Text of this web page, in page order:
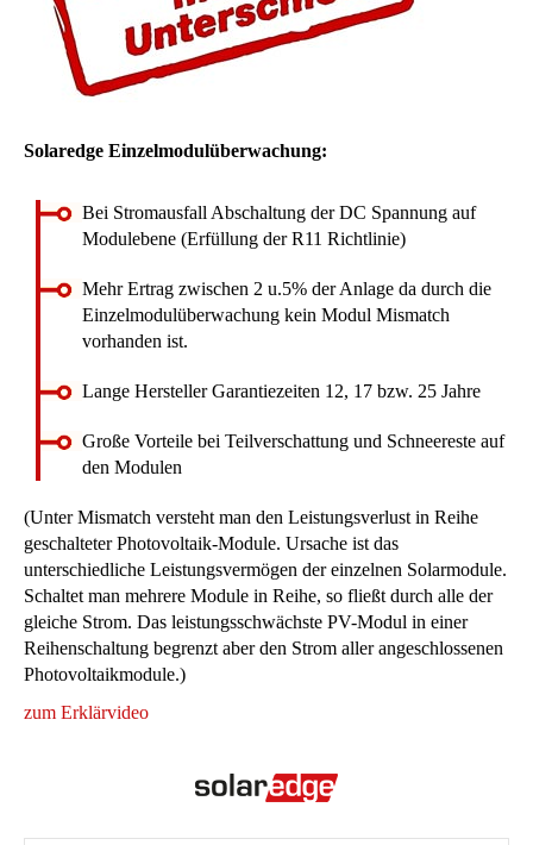
Solaredge Einzelmodulüberwachung:
Bei Stromausfall Abschaltung der DC Spannung auf
Modulebene (Erfüllung der R11 Richtlinie)
Mehr Ertrag zwischen 2 u.5% der Anlage da durch die
Einzelmodulüberwachung kein Modul Mismatch
vorhanden ist.
Lange Hersteller Garantiezeiten 12, 17 bzw. 25 Jahre
Große Vorteile bei Teilverschattung und Schneereste auf
den Modulen
(Unter Mismatch versteht man den Leistungsverlust in Reihe
geschalteter Photovoltaik-Module. Ursache ist das
unterschiedliche Leistungsvermögen der einzelnen Solarmodule.
Schaltet man mehrere Module in Reihe, so fließt durch alle der
gleiche Strom. Das leistungsschwächste PV-Modul in einer
Reihenschaltung begrenzt aber den Strom aller angeschlossenen
Photovoltaikmodule.)
zum Erklärvideo